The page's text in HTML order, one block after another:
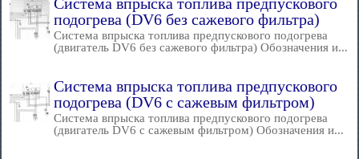
подогрева (DV6 без сажевого фильтра)
Система впрыска топлива предпускового подогрева
(двигатель DV6 без сажевого фильтра) Обозначения и...
Система впрыска топлива предпускового
подогрева (DV6 с сажевым фильтром)
Система впрыска топлива предпускового подогрева
(двигатель DV6 с сажевым фильтром) Обозначения и...